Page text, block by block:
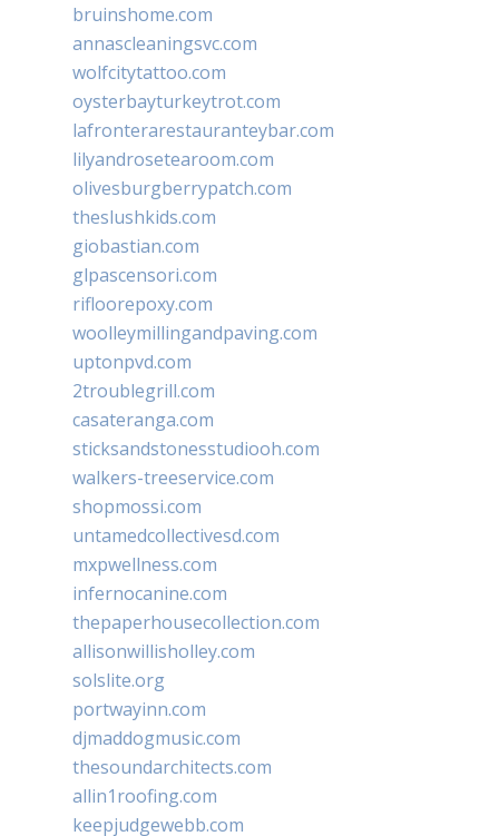
bruinshome.com
annascleaningsvc.com
wolfcitytattoo.com
oysterbayturkeytrot.com
lafronterarestauranteybar.com
lilyandrosetearoom.com
olivesburgberrypatch.com
theslushkids.com
giobastian.com
glpascensori.com
rifloorepoxy.com
woolleymillingandpaving.com
uptonpvd.com
2troublegrill.com
casateranga.com
sticksandstonesstudiooh.com
walkers-treeservice.com
shopmossi.com
untamedcollectivesd.com
mxpwellness.com
infernocanine.com
thepaperhousecollection.com
allisonwillisholley.com
solslite.org
portwayinn.com
djmaddogmusic.com
thesoundarchitects.com
allin1roofing.com
keepjudgewebb.com